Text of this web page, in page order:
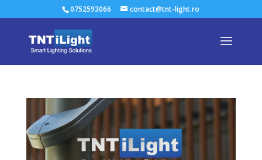
0752593066 contact@tnt-light.ro